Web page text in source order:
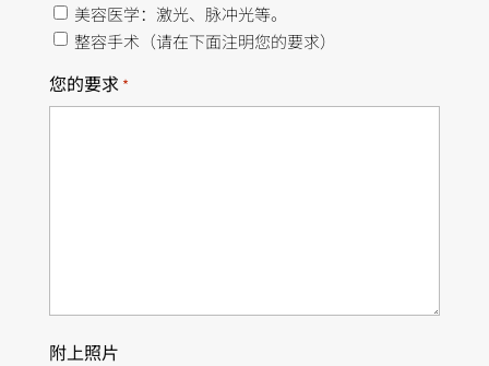
美容医学：激光、脉冲光等。
整容手术（请在下面注明您的要求）
您的要求 *
附上照片